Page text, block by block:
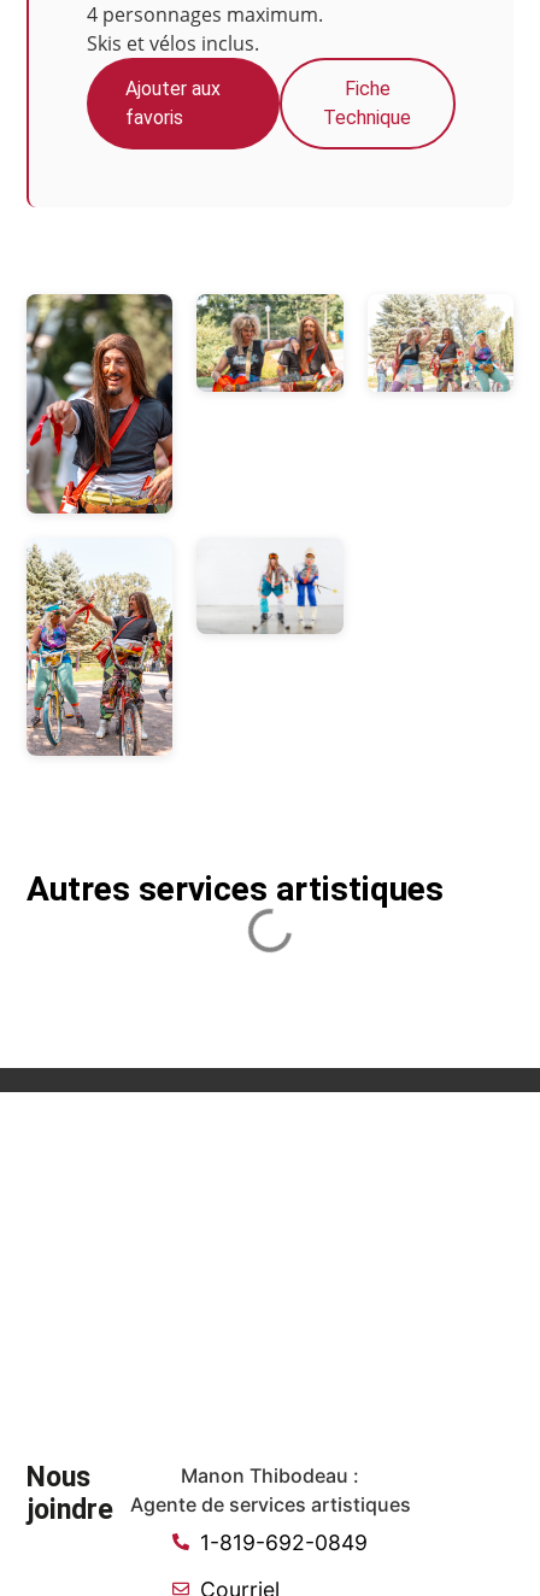
4 personnages maximum.
Skis et vélos inclus.
Ajouter aux
favoris
Fiche
Technique
Autres services artistiques
Nous
joindre
Manon Thibodeau :
Agente de services artistiques
1-819-692-0849
Courriel